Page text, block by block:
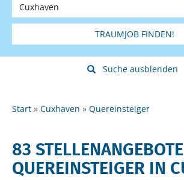
TRAUMJOB FINDEN!
Suche ausblenden
Start Cuxhaven Quereinsteiger
83
QUEREINSTEIGER IN